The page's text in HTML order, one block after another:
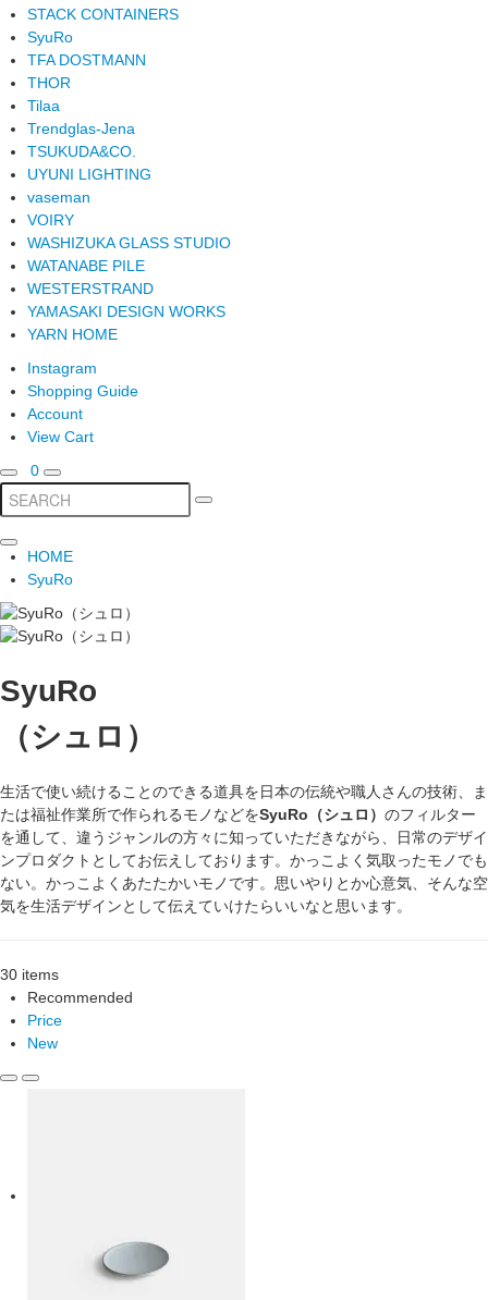
STACK CONTAINERS
SyuRo
TFA DOSTMANN
THOR
Tilaa
Trendglas-Jena
TSUKUDA&CO.
UYUNI LIGHTING
vaseman
VOIRY
WASHIZUKA GLASS STUDIO
WATANABE PILE
WESTERSTRAND
YAMASAKI DESIGN WORKS
YARN HOME
Instagram
Shopping Guide
Account
View Cart
0
HOME
SyuRo
SyuRo
（シュロ）
生活で使い続けることのできる道具を日本の伝統や職人さんの技術、ま
たは福祉作業所で作られるモノなどをSyuRo（シュロ） のフィルター
を通して、違うジャンルの方々に知っていただきながら、日常のデザイ
ンプロダクトとしてお伝えしております。かっこよく気取ったモノでも
ない。かっこよくあたたかいモノです。思いやりとか心意気、そんな空
気を生活デザインとして伝えていけたらいいなと思います。
30 items
Recommended
Price
New